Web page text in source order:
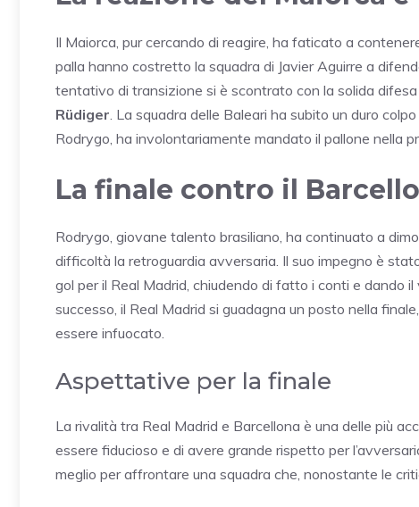
Il Maiorca, pur cercando di reagire, ha faticato a
palla hanno costretto la squadra di Javier Aguirre a
tentativo di transizione si è scontrato con la solida
Rüdiger . La squadra delle Baleari ha subito un duro
Rodrygo, ha involontariamente mandato il pallone nella
La finale contro il
Rodrygo, giovane talento brasiliano, ha continuato a
difficoltà la retroguardia avversaria. Il suo impegno è
gol per il Real Madrid, chiudendo di fatto i conti e dando
successo, il Real Madrid si guadagna un posto nella
essere infuocato.
Aspettative per la finale
La rivalità tra Real Madrid e Barcellona è una delle più
essere fiducioso e di avere grande rispetto per
meglio per affrontare una squadra che, nonostante le